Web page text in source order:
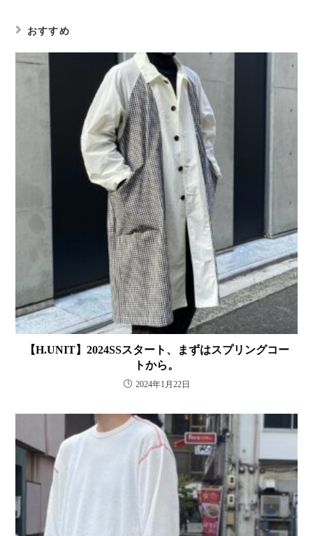
おすすめ
【H.UNIT】2024SSスタート、まずはスプリングコー
トから。
2024年1月22日